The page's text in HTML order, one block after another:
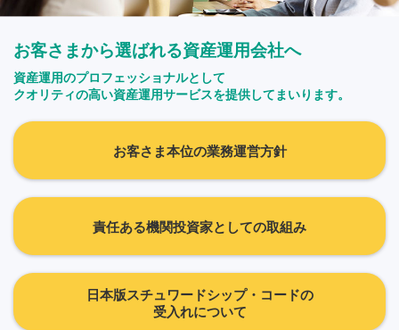
お客さまから選ばれる資産運用会社へ
資産運用のプロフェッショナルとして
クオリティの高い資産運用サービスを提供してまいります。
お客さま本位の業務運営方針
責任ある機関投資家としての取組み
日本版スチュワードシップ・コードの
受入れについて